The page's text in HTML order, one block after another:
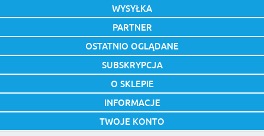
WYSYŁKA
PARTNER
OSTATNIO OGLĄDANE
SUBSKRYPCJA
O SKLEPIE
INFORMACJE
TWOJE KONTO